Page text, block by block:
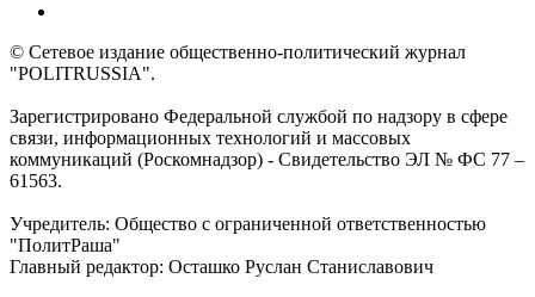
© Сетевое издание общественно-политический журнал
"POLITRUSSIA".
Зарегистрировано Федеральной службой по надзору в сфере
связи, информационных технологий и массовых
коммуникаций (Роскомнадзор) - Свидетельство ЭЛ № ФС 77 –
61563.
Учредитель: Общество с ограниченной ответственностью
"ПолитРаша"
Главный редактор: Осташко Руслан Станиславович